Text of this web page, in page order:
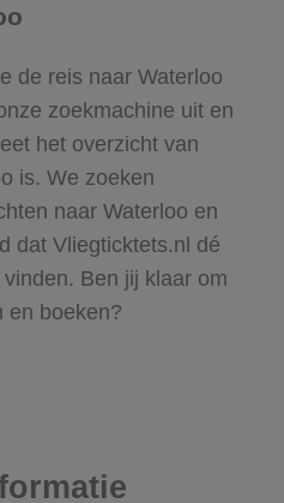
de reis naar Waterloo
zoekmachine uit en
het overzicht van
is. We zoeken
naar Waterloo en
dat Vliegticktets.nl dé
Ben jij klaar om
en boeken?